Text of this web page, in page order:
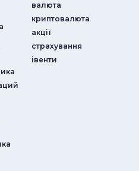
валюта
криптовалюта
акції
страхування
iвенти